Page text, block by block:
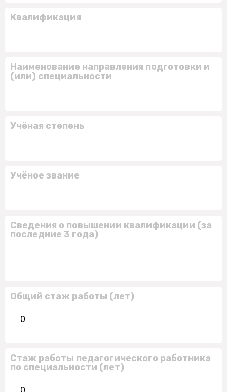
Квалификация
Наименование направления подготовки и
(или) специальности
Учёная степень
Учёное звание
Сведения о повышении квалификации (за
последние 3 года)
Общий стаж работы (лет)
0
Стаж работы педагогического работника
по специальности (лет)